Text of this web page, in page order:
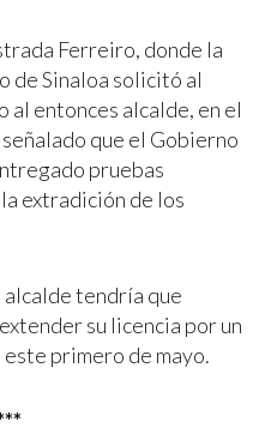
Ferreiro, donde la
de Sinaloa solicitó al
entonces alcalde, en el
señalado que el Gobierno
pruebas
extradición de los
alcalde tendría que
su licencia por un
primero de mayo.